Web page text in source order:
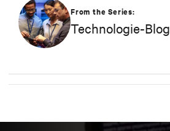
From the Series:
Technologie-Blog